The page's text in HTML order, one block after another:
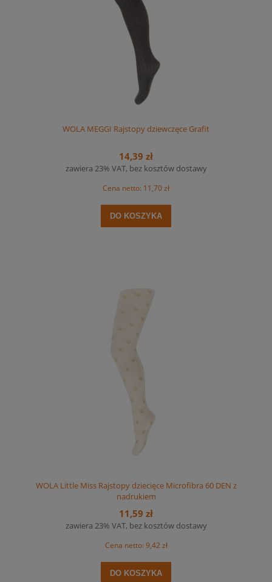
WOLA MEGGI Rajstopy dziewczęce Grafit
14,39 zł
zawiera 23% VAT, bez kosztów dostawy
Cena netto: 11,70 zł
DO KOSZYKA
WOLA Little Miss Rajstopy dziecięce Microfibra 60 DEN z
nadrukiem
11,59 zł
zawiera 23% VAT, bez kosztów dostawy
Cena netto: 9,42 zł
DO KOSZYKA